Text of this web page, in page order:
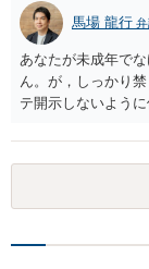
馬場 龍行
あなたが未成年で
ん。が，しっかり
テ開示しないよう
可能性は低いので
がします。